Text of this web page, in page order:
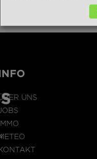
UNS
IMMO